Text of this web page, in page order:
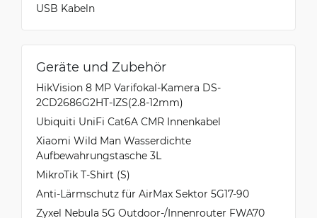
USB Kabeln
Geräte und Zubehör
HikVision 8 MP Varifokal-Kamera DS-
2CD2686G2HT-IZS(2.8-12mm)
Ubiquiti UniFi Cat6A CMR Innenkabel
Xiaomi Wild Man Wasserdichte
Aufbewahrungstasche 3L
MikroTik T-Shirt (S)
Anti-Lärmschutz für AirMax Sektor 5G17-90
Zyxel Nebula 5G Outdoor-/Innenrouter FWA70